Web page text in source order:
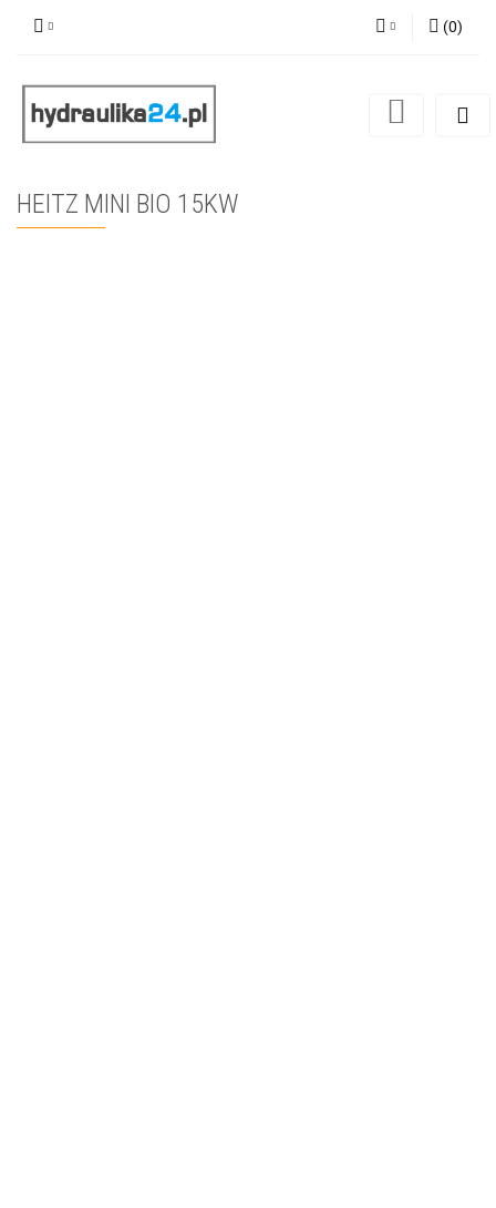
Zarejestruj się
(0)
HEITZ MINI BIO 15KW